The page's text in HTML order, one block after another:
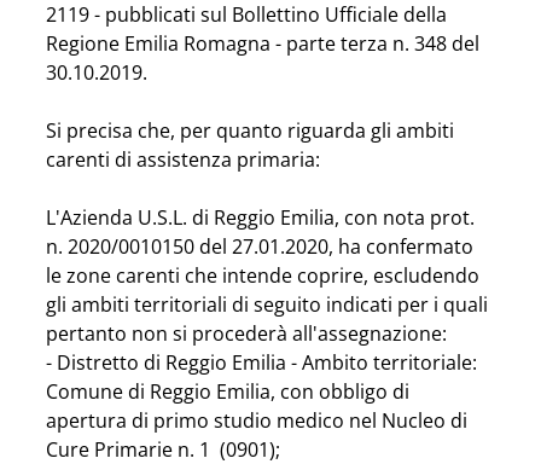
2119 - pubblicati sul Bollettino Ufficiale della
Regione Emilia Romagna - parte terza n. 348 del
30.10.2019.
Si precisa che, per quanto riguarda gli ambiti
carenti di assistenza primaria:
L'Azienda U.S.L. di Reggio Emilia, con nota prot.
n. 2020/0010150 del 27.01.2020, ha confermato
le zone carenti che intende coprire, escludendo
gli ambiti territoriali di seguito indicati per i quali
pertanto non si procederà all'assegnazione:
- Distretto di Reggio Emilia - Ambito territoriale:
Comune di Reggio Emilia, con obbligo di
apertura di primo studio medico nel Nucleo di
Cure Primarie n. 1  (0901);